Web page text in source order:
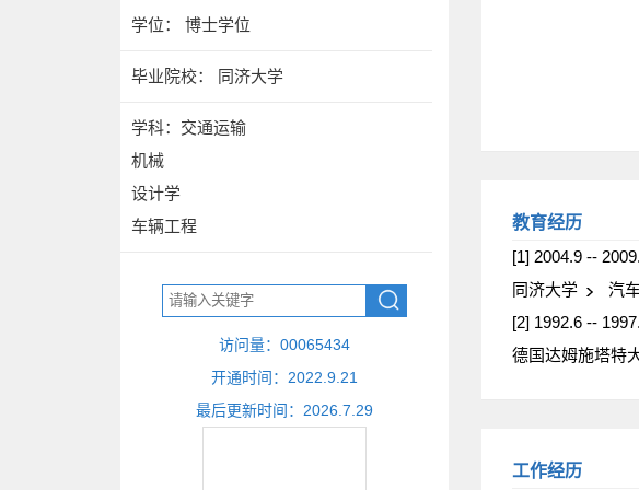
学位： 博士学位
毕业院校： 同济大学
学科：交通运输
机械
设计学
车辆工程
访问量： 00065434
开通时间： 2022 9 21
最后更新时间： 2026 7 29
教育经历
[1] 2004.9 --
同济大学
汽
[2] 1992.6 --
德国达姆施塔特
工作经历